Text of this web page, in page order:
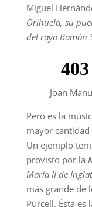
Miguel
Orihuela, su
del rayo Ramón
Joan
Pero es la
mayor cantidad
Un ejemplo
provisto por la
María II de
más grande de
Purcell. Ésta es